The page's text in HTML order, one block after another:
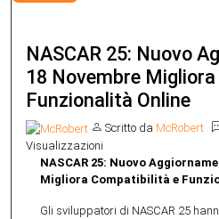
NASCAR 25: Nuovo
18 Novembre
Funzionalità Online
Scritto da McRobert
Visualizzazioni
NASCAR 25: Nuovo
Migliora Compatibilità e
Gli sviluppatori di NASCAR 25